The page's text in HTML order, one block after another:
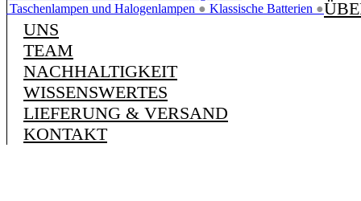
Taschenlampen und Halogenlampen ● Klassische Batterien ●
UNS
TEAM
NACHHALTIGKEIT
WISSENSWERTES
LIEFERUNG & VERSAND
KONTAKT